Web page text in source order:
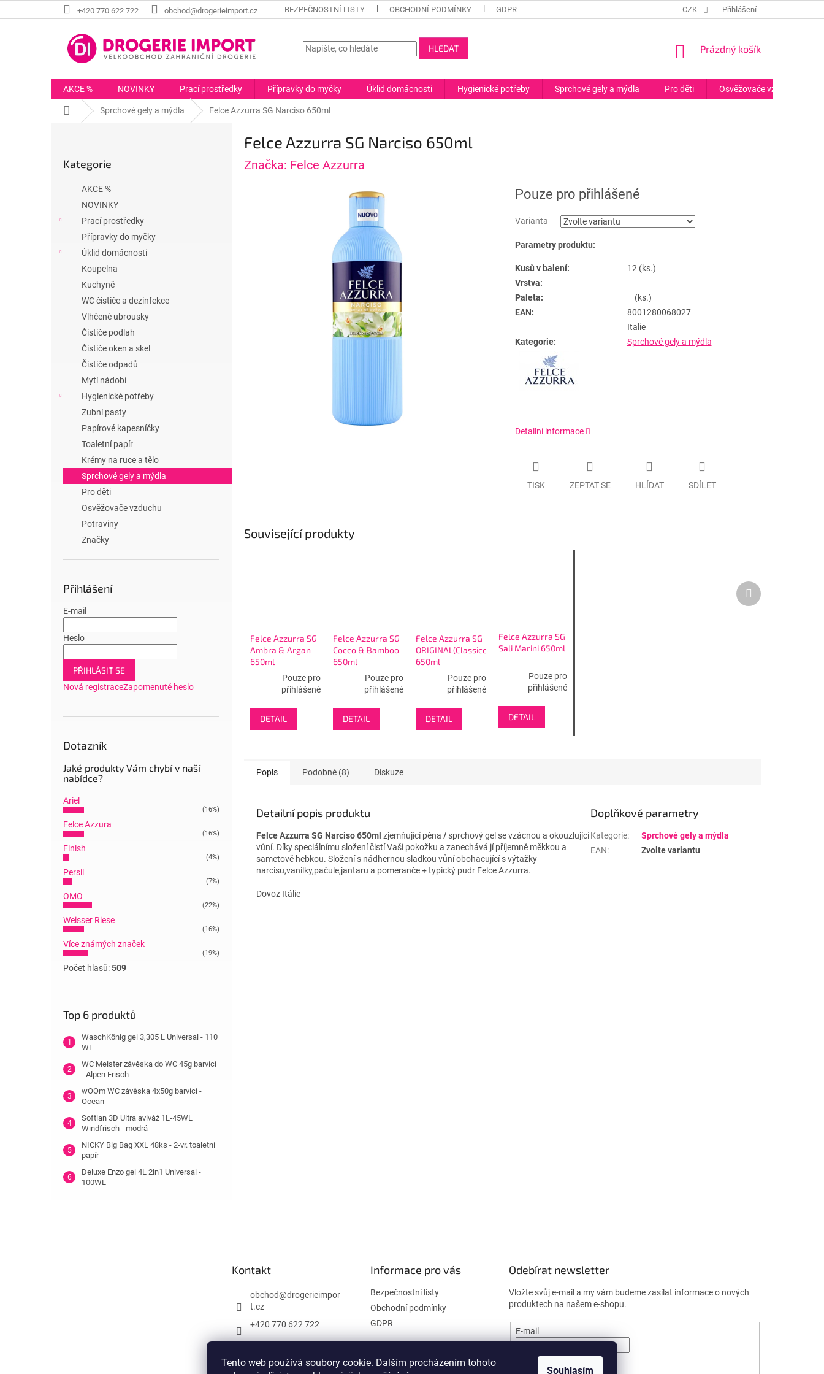
Tento web používá soubory cookie. Dalším procházením tohoto
Souhlasím
na
+420 770 622 722 obchod@drogerieimport.cz BEZPEČNOSTNÍ LISTY OBCHODNÍ PODMÍNKY GDPR CZK Přihlášení
HLEDAT
NÁKUPNÍ
Prázdný košík
AKCE % NOVINKY Prací prostředky Přípravky do myčky Úklid domácnosti Hygienické potřeby Sprchové gely a mýdla Pro děti Osvěžovače vzduchu
Domů Sprchové gely a mýdla Felce Azzurra SG Narciso 650ml
kategorie
Kategorie
AKCE %
NOVINKY
Prací prostředky
Přípravky do myčky
Úklid domácnosti
Koupelna
Kuchyně
WC čističe a dezinfekce
Vlhčené ubrousky
Čističe podlah
Čističe oken a skel
Čističe odpadů
Mytí nádobí
Hygienické potřeby
Zubní pasty
Papírové kapesníčky
Toaletní papír
Krémy na ruce a tělo
Sprchové gely a mýdla
Pro děti
Osvěžovače vzduchu
Potraviny
Značky
Přihlášení
E-mail
Heslo
PŘIHLÁSIT SE
Nová registraceZapomenuté heslo
Dotazník
Jaké produkty Vám chybí v naší
nabídce?
Ariel
(16%)
Felce Azzura
(16%)
Finish
(4%)
Persil
(7%)
OMO
(22%)
Weisser Riese
(16%)
Více známých značek
(19%)
Počet hlasů:509
Top 6 produktů
WaschKönig gel 3,305 L Universal - 110
WL
WC Meister závěska do WC 45g barvící
- Alpen Frisch
wOOm WC závěska 4x50g barvící -
Ocean
Softlan 3D Ultra aviváž 1L-45WL
Windfrisch - modrá
NICKY Big Bag XXL 48ks - 2-vr. toaletní
papír
Deluxe Enzo gel 4L 2in1 Universal -
100WL
Felce Azzurra SG Narciso 650ml
Značka: Felce Azzurra
Pouze pro přihlášené
Varianta
Parametry produktu:
Kusů v balení:
12 (ks.)
Vrstva:
Paleta:
(ks.)
EAN:
8001280068027
Italie
Kategorie:
Sprchové gely a mýdla
Detailní informace
TISK ZEPTAT SE HLÍDAT SDÍLET
Související produkty
Felce Azzurra SG
Ambra & Argan
650ml
Pouze pro
přihlášené
DETAIL
Felce Azzurra SG
Cocco & Bamboo
650ml
Pouze pro
přihlášené
DETAIL
Felce Azzurra SG
ORIGINAL(Classico)
650ml
Pouze pro
přihlášené
DETAIL
Felce Azzurra SG
Sali Marini 650ml
Pouze pro
přihlášené
DETAIL
Další
produkt
Popis Podobné (8) Diskuze
Detailní popis produktu
Felce Azzurra SG Narciso 650ml zjemňující pěna / sprchový gel se vzácnou a okouzlující
vůní. Díky speciálnímu složení čistí Vaši pokožku a zanechává jí příjemně měkkou a
sametově hebkou. Složení s nádhernou sladkou vůní obohacující s výtažky
narcisu,vanilky,pačule,jantaru a pomeranče + typický pudr Felce Azzurra.
Dovoz Itálie
Doplňkové parametry
Kategorie:
Sprchové gely a mýdla
EAN: Zvolte variantu
Kontakt
obchod@drogerieimpor
t.cz
+420 770 622 722
Informace pro vás
Bezpečnostní listy
Obchodní podmínky
GDPR
Odebírat newsletter
Vložte svůj e-mail a my vám budeme zasílat informace o nových
produktech na našem e-shopu.
E-mail